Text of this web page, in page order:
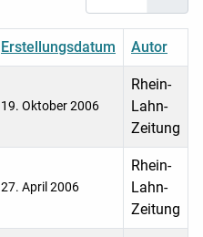
Erstellungsdatum Autor
19. Oktober 2006
Rhein-
Lahn-
Zeitung
27. April 2006
Rhein-
Lahn-
Zeitung